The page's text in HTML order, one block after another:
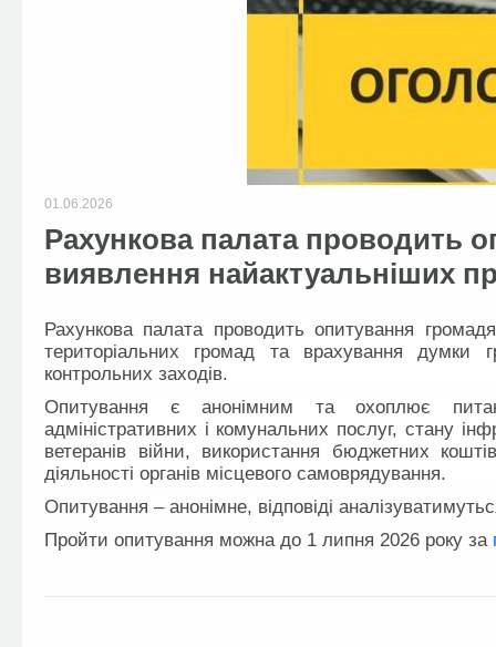
01.06.2026
Рахункова палата проводить
виявлення найактуальніших
Рахункова палата проводить опитування
територіальних громад та врахування думки
контрольних заходів.
Опитування є анонімним та охоплює
адміністративних і комунальних послуг, стану
ветеранів війни, використання бюджетних
діяльності органів місцевого самоврядування.
Опитування – анонімне, відповіді
Пройти опитування можна до 1 липня 2026 року за